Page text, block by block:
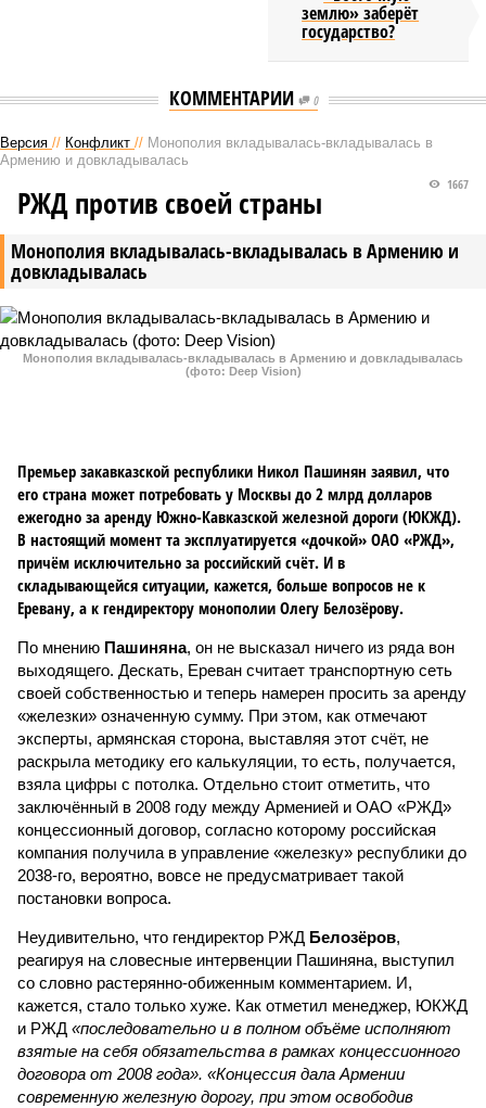
землю» заберёт
государство?
КОММЕНТАРИИ 0
Версия // Конфликт // Монополия вкладывалась-вкладывалась в
Армению и довкладывалась
Монополия вкладывалась-вкладывалась в Армению и
довкладывалась
1667
РЖД против своей страны
Монополия вкладывалась-вкладывалась в Армению и довкладывалась
(фото: Deep Vision)
Премьер закавказской республики Никол Пашинян заявил, что
его страна может потребовать у Москвы до 2 млрд долларов
ежегодно за аренду Южно-Кавказской железной дороги (ЮКЖД).
В настоящий момент та эксплуатируется «дочкой» ОАО «РЖД»,
причём исключительно за российский счёт. И в
складывающейся ситуации, кажется, больше вопросов не к
Еревану, а к гендиректору монополии Олегу Белозёрову.
По мнению Пашиняна, он не высказал ничего из ряда вон
выходящего. Дескать, Ереван считает транспортную сеть
своей собственностью и теперь намерен просить за аренду
«железки» означенную сумму. При этом, как отмечают
эксперты, армянская сторона, выставляя этот счёт, не
раскрыла методику его калькуляции, то есть, получается,
взяла цифры с потолка. Отдельно стоит отметить, что
заключённый в 2008 году между Арменией и ОАО «РЖД»
концессионный договор, согласно которому российская
компания получила в управление «железку» республики до
2038-го, вероятно, вовсе не предусматривает такой
постановки вопроса.
Неудивительно, что гендиректор РЖД Белозёров,
реагируя на словесные интервенции Пашиняна, выступил
со словно растерянно-обиженным комментарием. И,
кажется, стало только хуже. Как отметил менеджер, ЮКЖД
и РЖД «последовательно и в полном объёме исполняют
взятые на себя обязательства в рамках концессионного
договора от 2008 года». «Концессия дала Армении
современную железную дорогу, при этом освободив